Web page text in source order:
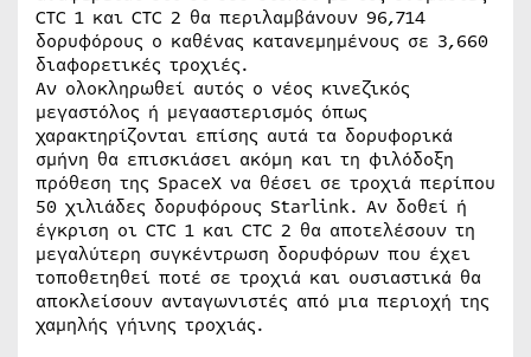
CTC 1 και CTC 2 θα περιλαμβάνουν 96,714
δορυφόρους ο καθένας κατανεμημένους σε 3,660
διαφορετικές τροχιές.
Αν ολοκληρωθεί αυτός ο νέος κινεζικός
μεγαστόλος ή μεγααστερισμός όπως
χαρακτηρίζονται επίσης αυτά τα δορυφορικά
σμήνη θα επισκιάσει ακόμη και τη φιλόδοξη
πρόθεση της SpaceX να θέσει σε τροχιά περίπου
50 χιλιάδες δορυφόρους Starlink. Αν δοθεί ή
έγκριση οι CTC 1 και CTC 2 θα αποτελέσουν τη
μεγαλύτερη συγκέντρωση δορυφόρων που έχει
τοποθετηθεί ποτέ σε τροχιά και ουσιαστικά θα
αποκλείσουν ανταγωνιστές από μια περιοχή της
χαμηλής γήινης τροχιάς.